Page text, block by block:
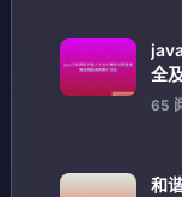
全
荐
65
和